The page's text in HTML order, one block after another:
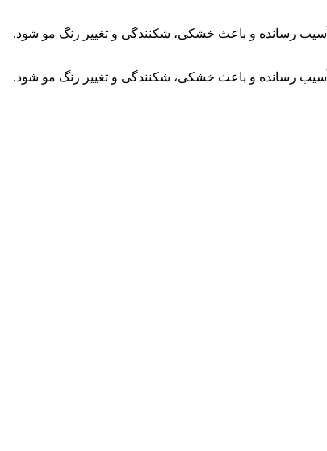
آسیب رسانده و باعث خشکی، شکنندگی و تغییر رنگ مو شود.
آسیب رسانده و باعث خشکی، شکنندگی و تغییر رنگ مو شود.